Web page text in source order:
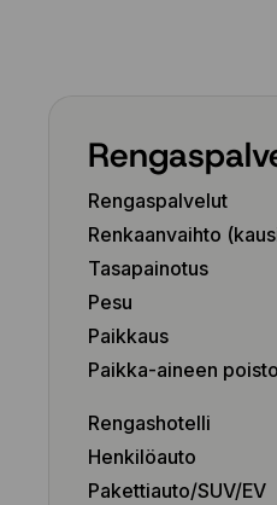
Rengaspalvelut
Renkaanvaihto
Tasapainotus
Pesu
Paikkaus
Paikka-aineen poisto
Rengashotelli
Henkilöauto
Pakettiauto/SUV/EV